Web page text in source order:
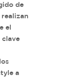
de
el
clave
a